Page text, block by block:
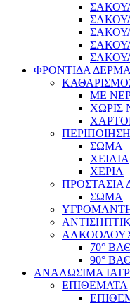
ΦΡΟΝΤΙΔΑ
ΜΕ
ΧΩΡΙΣ
ΣΩΜΑ
ΧΕΙΛΙΑ
ΧΕΡΙΑ
ΠΡΟΣΤΑΣΙΑ
ΣΩΜΑ
70°
90°
ΑΝΑΛΩΣΙΜΑ
ΕΠΙΘΕΜΑΤΑ